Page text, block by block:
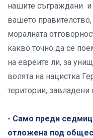
нашите съграждани и
вашето
моралната
какво точно да се
на евреите ли, за
волята на нацистка
територии,
- Само преди
отложена под